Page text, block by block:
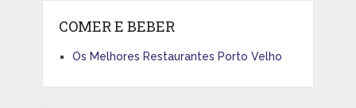
COMER E BEBER
Os Melhores Restaurantes Porto Velho